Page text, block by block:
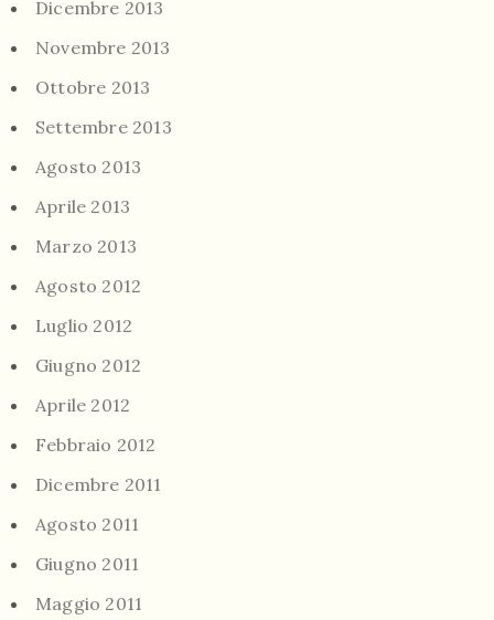
Dicembre 2013
Novembre 2013
Ottobre 2013
Settembre 2013
Agosto 2013
Aprile 2013
Marzo 2013
Agosto 2012
Luglio 2012
Giugno 2012
Aprile 2012
Febbraio 2012
Dicembre 2011
Agosto 2011
Giugno 2011
Maggio 2011